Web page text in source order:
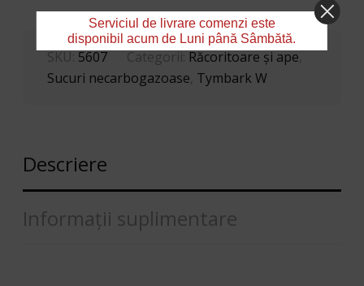
SKU: 5607 Categorii: Răcoritoare şi ape
Sucuri necarbogazoase Tymbark W
Descriere
Informații suplimentare
Serviciul de livrare comenzi este
disponibil acum de Luni până Sâmbătă.